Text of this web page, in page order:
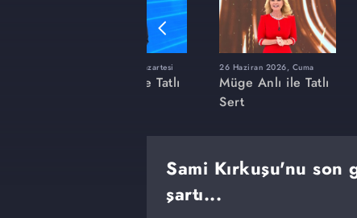
8 Haziran 2026, Pazartesi
Müge Anlı ile Tatlı
26 Haziran 2026, Cuma
Müge Anlı ile Tatlı
Sert
Sami Kırkuşu'nu
şartı...